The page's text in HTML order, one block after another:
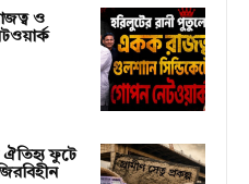
ও
ঐতিহ্য ফুটে